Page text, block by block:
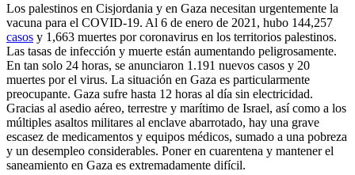
Los palestinos en Cisjordania y en Gaza necesitan urgentemente la
vacuna para el COVID-19. Al 6 de enero de 2021, hubo 144,257
casos y 1,663 muertes por coronavirus en los territorios palestinos.
Las tasas de infección y muerte están aumentando peligrosamente.
En tan solo 24 horas, se anunciaron 1.191 nuevos casos y 20
muertes por el virus. La situación en Gaza es particularmente
preocupante. Gaza sufre hasta 12 horas al día sin electricidad.
Gracias al asedio aéreo, terrestre y marítimo de Israel, así como a los
múltiples asaltos militares al enclave abarrotado, hay una grave
escasez de medicamentos y equipos médicos, sumado a una pobreza
y un desempleo considerables. Poner en cuarentena y mantener el
saneamiento en Gaza es extremadamente difícil.